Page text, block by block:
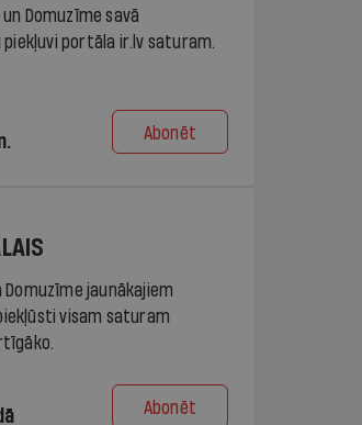
Domuzīme savā
portāla ir.lv saturam.
Abonēt
Domuzīme jaunākajiem
visam saturam
Abonēt